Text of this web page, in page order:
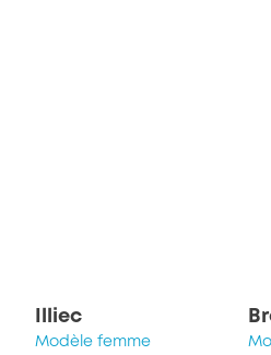
Illiec
Modèle femme